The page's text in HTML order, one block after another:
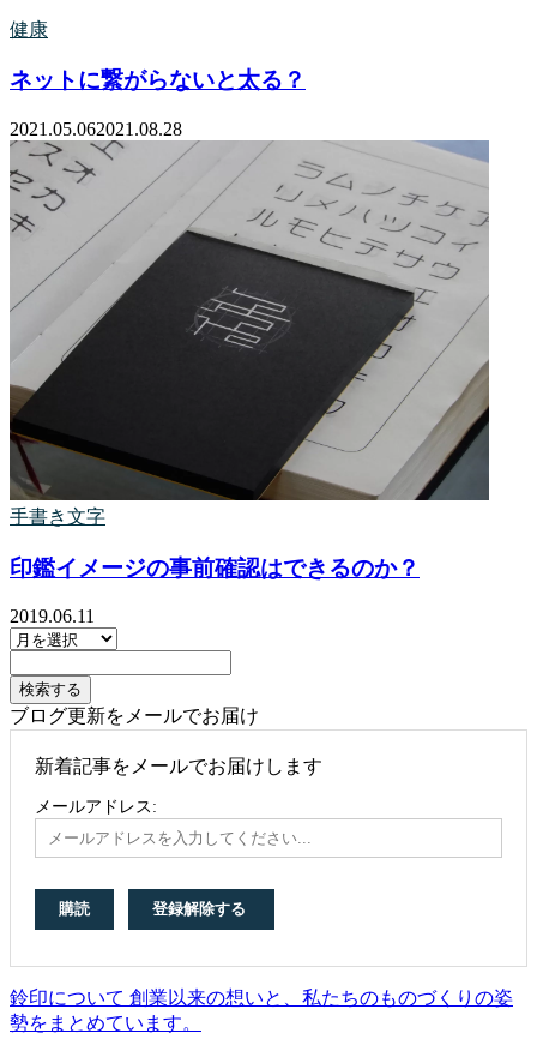
健康
ネットに繋がらないと太る？
2021.05.062021.08.28
手書き文字
印鑑イメージの事前確認はできるのか？
2019.06.11
ブログ更新をメールでお届け
新着記事をメールでお届けします
メールアドレス:
鈴印について 創業以来の想いと、私たちのものづくりの姿
勢をまとめています。